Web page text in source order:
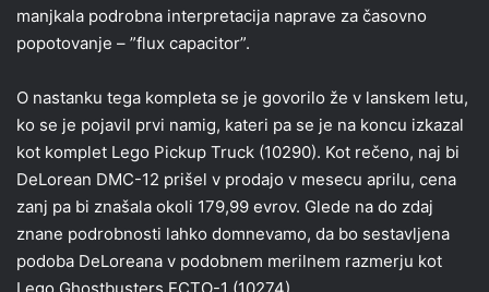
manjkala podrobna interpretacija naprave za časovno
popotovanje – ”flux capacitor”.
O nastanku tega kompleta se je govorilo že v lanskem letu,
ko se je pojavil prvi namig, kateri pa se je na koncu izkazal
kot komplet Lego Pickup Truck (10290). Kot rečeno, naj bi
DeLorean DMC-12 prišel v prodajo v mesecu aprilu, cena
zanj pa bi znašala okoli 179,99 evrov. Glede na do zdaj
znane podrobnosti lahko domnevamo, da bo sestavljena
podoba DeLoreana v podobnem merilnem razmerju kot